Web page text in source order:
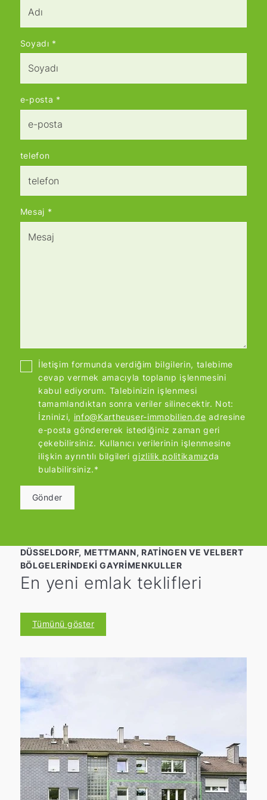
Soyadı *
e-posta *
telefon
Mesaj *
İletişim formunda verdiğim bilgilerin, talebime
cevap vermek amacıyla toplanıp işlenmesini
kabul ediyorum. Talebinizin işlenmesi
tamamlandıktan sonra veriler silinecektir. Not:
İzninizi, info@Kartheuser-immobilien.de adresine
e-posta göndererek istediğiniz zaman geri
çekebilirsiniz. Kullanıcı verilerinin işlenmesine
ilişkin ayrıntılı bilgilerigizlilik politikamızda
bulabilirsiniz.*
Gönder
DÜSSELDORF, METTMANN, RATINGEN VE VELBERT
BÖLGELERINDEKI GAYRIMENKULLER
En yeni emlak teklifleri
Tümünü göster